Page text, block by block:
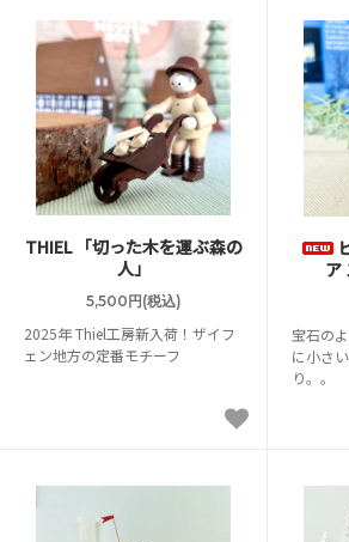
THIEL 「切った木を運ぶ森の
人」
5,500円(税込)
2025年 Thiel工房新入荷！ザイフ
ェン地方の定番モチーフ
ア
宝石の
に小さ
り。。